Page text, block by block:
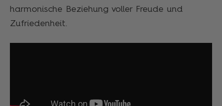
harmonische Beziehung voller Freude und
Zufriedenheit.